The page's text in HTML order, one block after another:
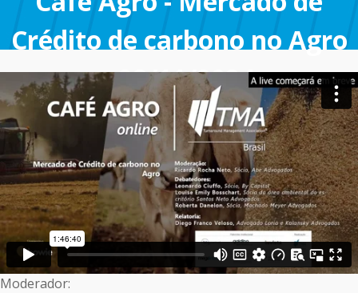
NAVEGAÇÃO
Crédito de carbono no Agro
- 28/11/2024
Moderador: